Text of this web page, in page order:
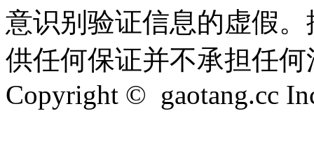
意识别验证信息的虚假
供任何保证并不承担任
Copyright © gaotang.cc